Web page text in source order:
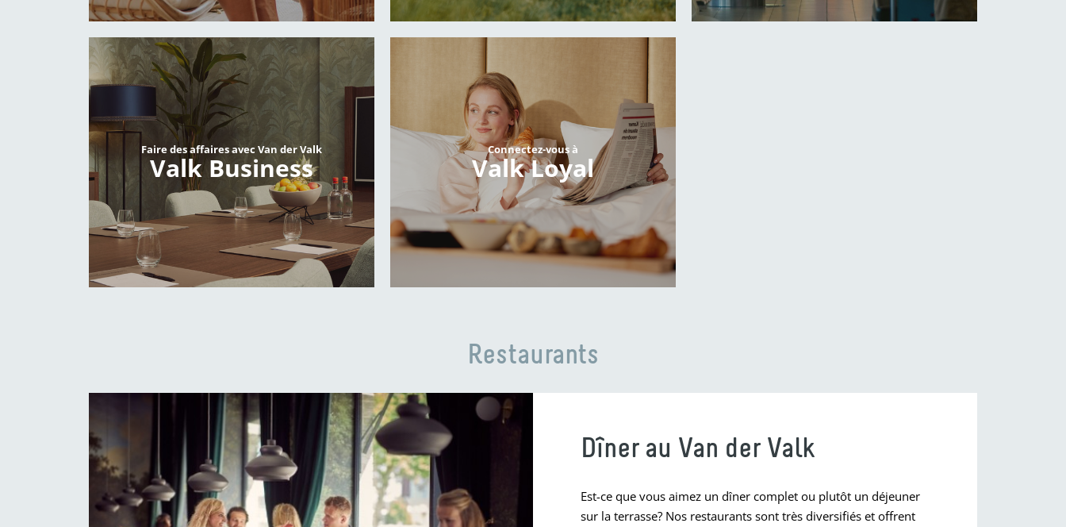
Faire des affaires avec Van der Valk
Valk Business
Connectez-vous à
Valk Loyal
Restaurants
Dîner au Van der Valk
Est-ce que vous aimez un dîner complet ou plutôt un déjeuner
sur la terrasse? Nos restaurants sont très diversifiés et offrent